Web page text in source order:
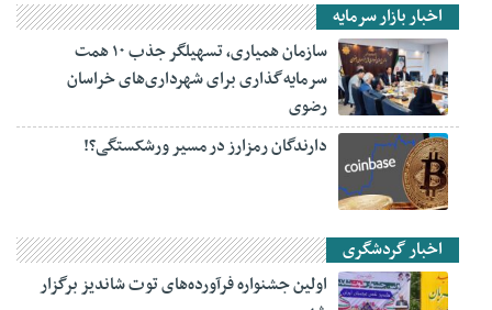
اخبار بازار سرمایه
سازمان همیاری، تسهیلگر جذب ۱۰ همت
سرمایه‌گذاری برای شهرداری‌های خراسان
رضوی
دارندگان رمزارز در مسیر ورشکستگی؟!
اخبار گردشگری
اولین جشنواره فرآورده‌های توت شاندیز برگزار